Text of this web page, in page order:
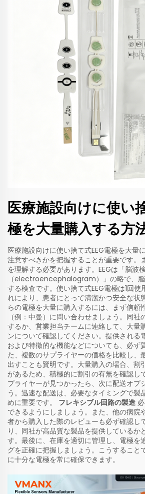
医療施設向けに使い
極を大量購入する方
医療施設向けに使い捨て式EEG電極を大量
注意すべきかを把握することが重要です。
を理解する必要があります。EEGは「脳波
（electroencephalogram）」の略で、
する検査です。使い捨て式EEG電極は1回使
れにより、患者にとって清潔かつ安全な状
らの電極を大量に購入するには、まず信頼
（例：中曼）に問い合わせましょう。同社
するか、営業担当チームに連絡して、大量
ンについて確認してください。提供される
および特徴的な機能などについても、必ず
た、複数のサプライヤーの価格を比較し、
出すことも賢明です。大量購入の場合、割
があるため、積極的に割引の有無を確認し
プライヤーが見つかったら、次に配送オプ
う。迅速な配送は、必要なタイミングで製
めに重要です。 フレキシブル回路の製造
できるようにしましょう。また、他の病院
者から購入した際のレビューも必ず確認し
り、同社が高品質な製品を提供しているか
す。最後に、在庫を適切に管理し、電極を
グを正確に把握しましょう。こうすること
に十分な電極を常に確保できます。